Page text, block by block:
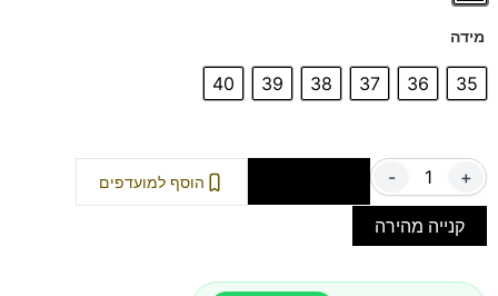
מידה
35
36
37
38
39
40
- + הוסף למועדפים
קנייה מהירה